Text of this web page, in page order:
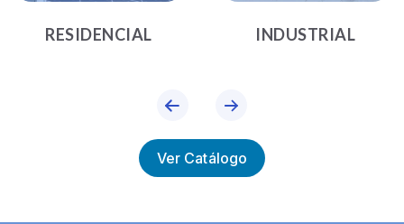
RESIDENCIAL INDUSTRIAL
Ver Catálogo